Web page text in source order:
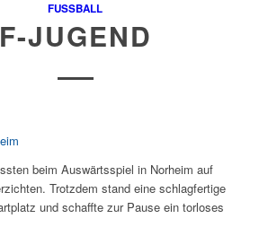
FUSSBALL
F-JUGEND
beim Auswärtsspiel in Norheim auf
Trotzdem stand eine schlagfertige
und schaffte zur Pause ein torloses